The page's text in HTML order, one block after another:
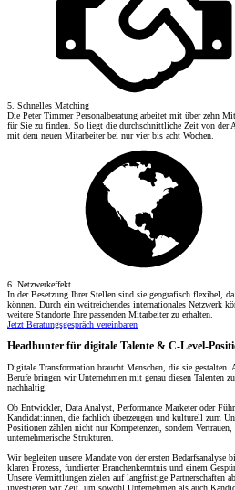
5. Schnelles Matching
Die Peter Timmer Personalberatung arbeitet mit über zehn
für Sie zu finden. So liegt die durchschnittliche Zeit von der
mit dem neuen Mitarbeiter bei nur vier bis acht Wochen.
6. Netzwerkeffekt
In der Besetzung Ihrer Stellen sind sie geografisch flexibel,
können. Durch ein weitreichendes internationales Netzwerk
weitere Standorte Ihre passenden Mitarbeiter zu erhalten.
Jetzt Beratungsgespräch vereinbaren
Headhunter für digitale Talente & C-Level-
Digitale Transformation braucht Menschen, die sie gestalten.
Berufe bringen wir Unternehmen mit genau diesen Talenten
nachhaltig.
Ob Entwickler, Data Analyst, Performance Marketer oder
Kandidat:innen, die fachlich überzeugen und kulturell zum
Positionen zählen nicht nur Kompetenzen, sondern
unternehmerische Strukturen.
Wir begleiten unsere Mandate von der ersten Bedarfsanalyse
klaren Prozess, fundierter Branchenkenntnis und einem
Unsere Vermittlungen zielen auf langfristige Partnerschaften
investieren wir Zeit, um sowohl Unternehmen als auch